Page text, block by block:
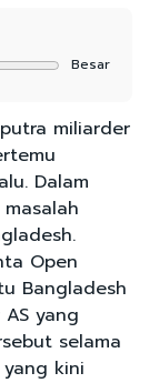
Besar
miliarder
Dalam
Open
Bangladesh
yang
selama
kini